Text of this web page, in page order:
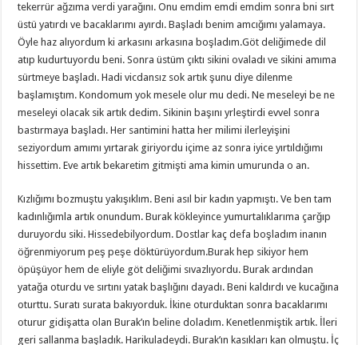
tekerrür ağzıma verdi yarağını. Onu emdim emdi emdim sonra bni sırt
üstü yatırdı ve bacaklarımı ayırdı. Başladı benim amcığımı yalamaya.
Öyle haz alıyordum ki arkasını arkasına boşladım.Göt deliğimede dil
atıp kudurtuyordu beni. Sonra üstüm çıktı sikini ovaladı ve sikini amıma
sürtmeye başladı. Hadi vicdansız sok artık şunu diye dilenme
başlamıştım. Kondomum yok mesele olur mu dedi. Ne meseleyi be ne
meseleyi olacak sik artık dedim. Sikinin başını yrleştirdi evvel sonra
bastırmaya başladı. Her santimini hatta her milimi ilerleyişini
seziyordum amımı yırtarak giriyordu içime az sonra iyice yırtıldığımı
hissettim. Eve artık bekaretim gitmişti ama kimin umurunda o an.
Kızlığımı bozmuştu yakışıklım. Beni asıl bir kadın yapmıştı. Ve ben tam
kadınlığımla artık onundum. Burak kökleyince yumurtalıklarıma çarğıp
duruyordu siki. Hissedebilyordum. Dostlar kaç defa boşladım inanın
öğrenmiyorum peş peşe döktürüyordum.Burak hep sikiyor hem
öpüşüyor hem de eliyle göt deliğimi sıvazlıyordu. Burak ardından
yatağa oturdu ve sırtını yatak başlığını dayadı. Beni kaldırdı ve kucağına
oturttu. Suratı surata bakıyorduk. İkine oturduktan sonra bacaklarımı
oturur gidişatta olan Burak’ın beline doladım. Kenetlenmiştik artık. İleri
geri sallanma başladık. Harikuladeydi. Burak’ın kasıkları kan olmuştu. İç